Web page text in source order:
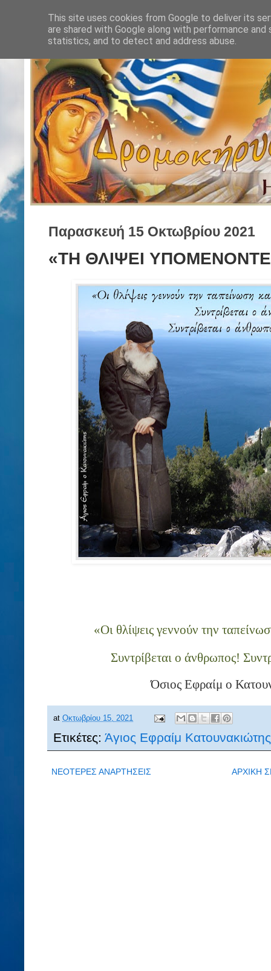
Παρασκευή 15 Οκτωβρίου 2021
«ΤH ΘΛΙΨΕΙ
«Οι θλίψεις γεννούν την
Συντρίβεται ο άνθρωπος!
Όσιος Εφραίμ ο
at Οκτωβρίου 15, 2021
Ετικέτες: Άγιος Εφραίμ Κατουνακιώτης
ΝΕΟΤΕΡΕΣ ΑΝΑΡΤΗΣΕΙΣ ΑΡΧΙΚΗ
This site uses cookies from Google to deliver its
are shared with Google along with performance
statistics, and to detect and address abuse.